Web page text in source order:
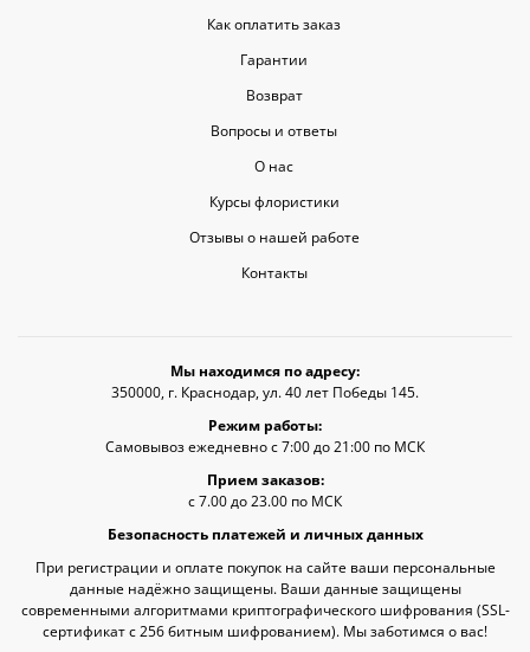
Как оплатить заказ
Гарантии
Возврат
Вопросы и ответы
О нас
Курсы флористики
Отзывы о нашей работе
Контакты
Мы находимся по адресу:
350000, г. Краснодар, ул. 40 лет Победы 145.
Режим работы:
Самовывоз ежедневно с 7:00 до 21:00 по МСК
Прием заказов:
с 7.00 до 23.00 по МСК
Безопасность платежей и личных данных
При регистрации и оплате покупок на сайте ваши персональные
данные надёжно защищены. Ваши данные защищены
современными алгоритмами криптографического шифрования (SSL-
сертификат c 256 битным шифрованием). Мы заботимся о вас!